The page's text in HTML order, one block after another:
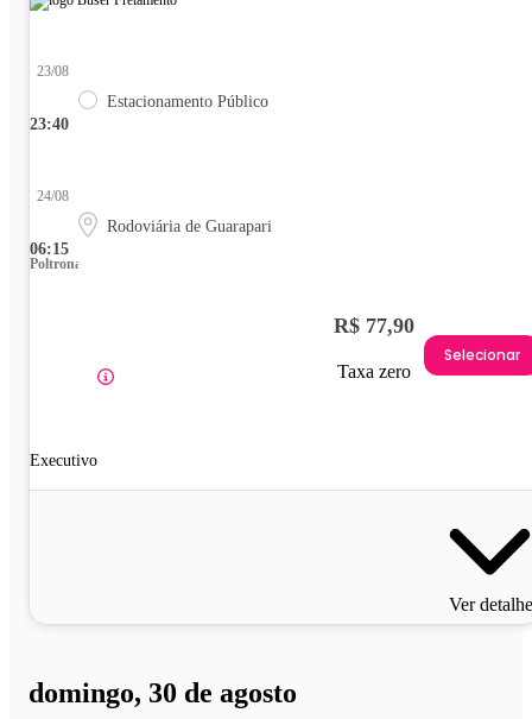
23:40
23/08
Estacionamento Público
06:15
24/08
Rodoviária de Guarapari
Poltrona
Executivo
R$ 77,90
Taxa zero
Selecionar
Ver
domingo, 30 de agosto